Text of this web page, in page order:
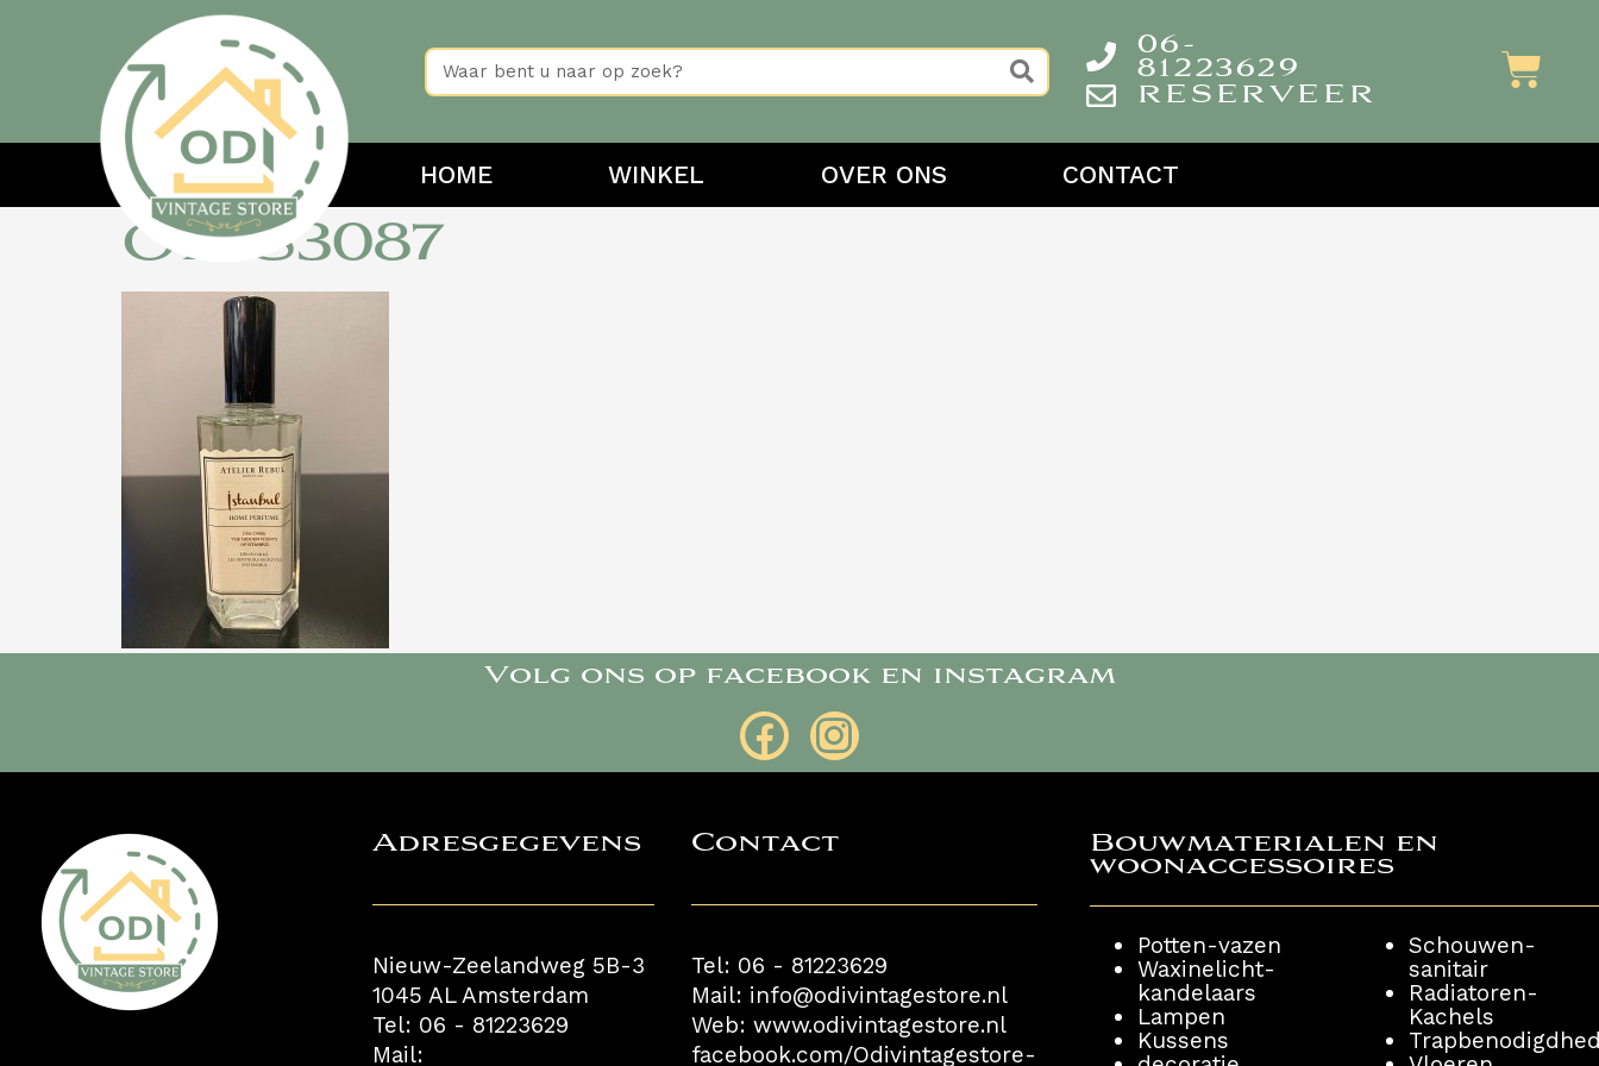
06-
81223629
RESERVEER
HOME WINKEL OVER ONS CONTACT
OIRS3087
Volg ons op facebook en instagram
Adresgegevens
Nieuw-Zeelandweg 5B-3
1045 AL Amsterdam
Tel: 06 - 81223629
Mail:
Contact
Tel: 06 - 81223629
Mail: info@odivintagestore.nl
Web: www.odivintagestore.nl
facebook.com/Odivintagestore-
Bouwmaterialen en
woonaccessoires ​
Potten-vazen
Waxinelicht-
kandelaars
Lampen
Kussens
Schouwen-
sanitair
Radiatoren-
Kachels